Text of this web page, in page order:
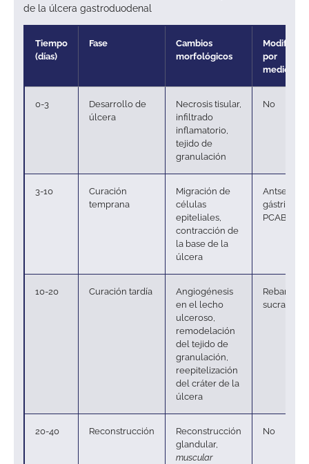
de la úlcera gastroduodenal
Tiempo
(días)
Fase
Cambios
morfológicos
por
0-3
Desarrollo de
úlcera
Necrosis tisular,
infiltrado
inflamatorio,
tejido de
granulación
No
3-10
Curación
temprana
Migración de
células
epiteliales,
contracción de
la base de la
úlcera
gástricos
PCAB)
10-20 Curación tardía
Angiogénesis
en el lecho
ulceroso,
remodelación
del tejido de
granulación,
reepitelización
del cráter de la
úlcera
sucralfato
20-40 Reconstrucción
Reconstrucción
glandular,
muscular
No